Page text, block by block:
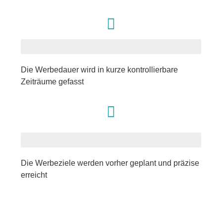
Die Werbedauer wird in kurze kontrollierbare
Zeiträume gefasst
Die Werbeziele werden vorher geplant und präzise
erreicht